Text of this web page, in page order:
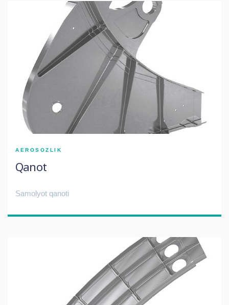
AEROSOZLIK
Qanot
Samolyot qanoti